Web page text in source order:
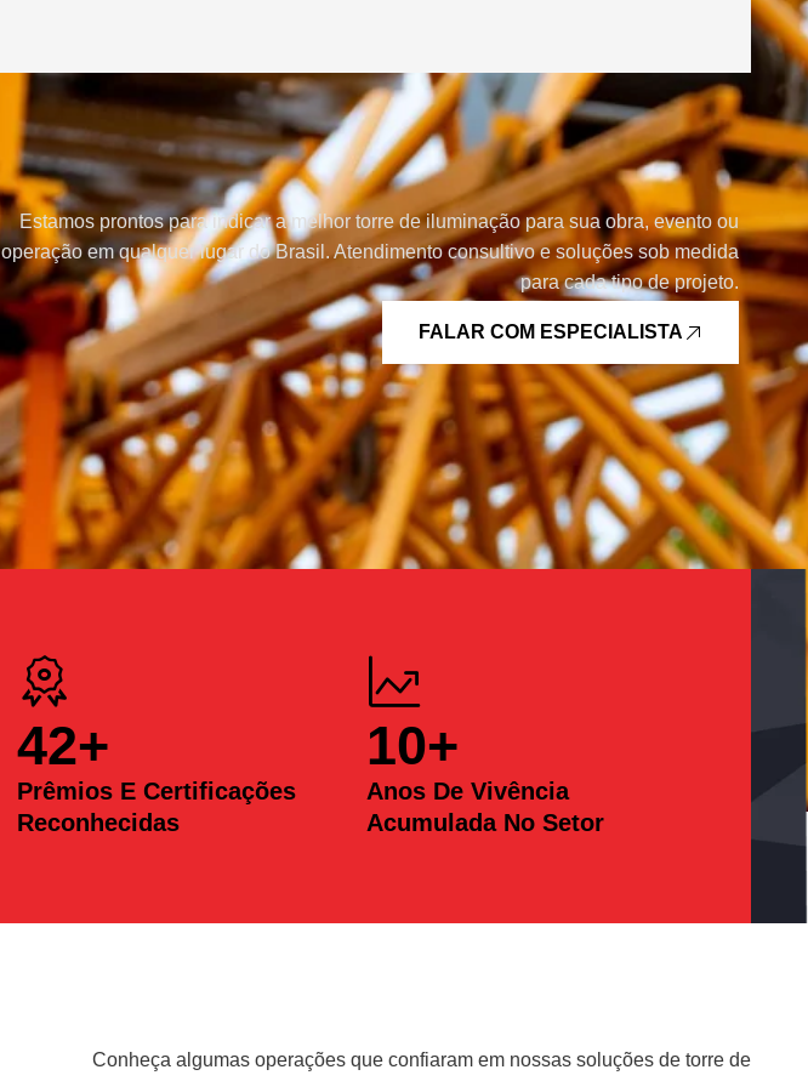
Estamos prontos para indicar a melhor torre de iluminação para sua obra, evento ou
operação em qualquer lugar do Brasil. Atendimento consultivo e soluções sob medida
para cada tipo de projeto.
FALAR COM ESPECIALISTA
Prêmios E Certificações
Reconhecidas
42+
Anos De Vivência
Acumulada No Setor
10+
Conheça algumas operações que confiaram em nossas soluções de torre de